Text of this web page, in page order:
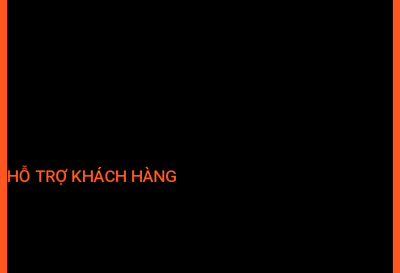
HỖ TRỢ KHÁCH HÀNG